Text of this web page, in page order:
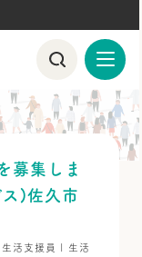
募集しま
)佐久市
活支援員 | 生活